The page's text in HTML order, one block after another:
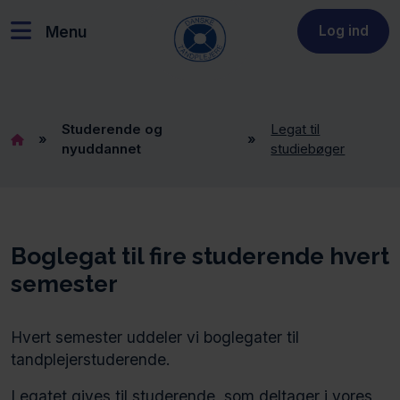
Menu Log ind
»
Studerende og
nyuddannet
»
Legat til
studiebøger
Boglegat til fire studerende hvert
semester
Hvert semester uddeler vi boglegater til
tandplejerstuderende.
Legatet gives til studerende, som deltager i vores